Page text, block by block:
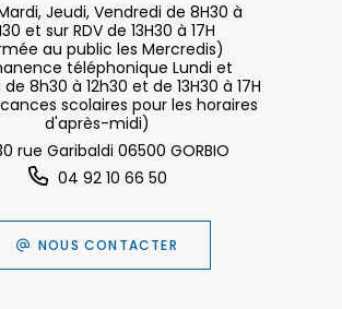
Jeudi, Vendredi de 8H30 à
et sur RDV de 13H30 à 17H
au public les Mercredis)
téléphonique Lundi et
8h30 à 12h30 et de 13H30 à 17H
scolaires pour les horaires
d'après-midi)
rue Garibaldi 06500 GORBIO
04 92 10 66 50
NOUS CONTACTER